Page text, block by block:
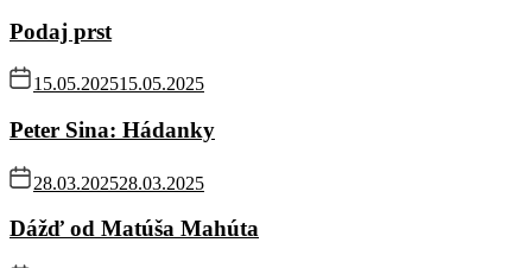
Podaj prst
15.05.202515.05.2025
Peter Sina: Hádanky
28.03.202528.03.2025
Dážď od Matúša Mahúta